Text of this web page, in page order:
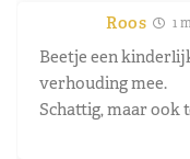
Roos 1
Beetje een
verhouding mee.
Schattig, maar ook